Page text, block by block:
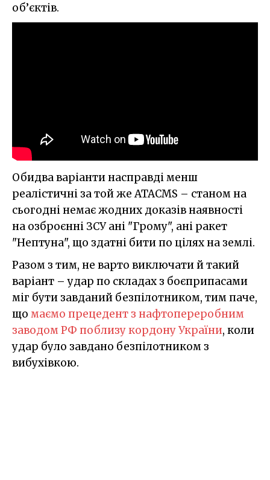
об’єктів.
Обидва варіанти насправді менш
реалістичні за той же ATACMS – станом на
сьогодні немає жодних доказів наявності
на озброєнні ЗСУ ані "Грому", ані ракет
"Нептуна", що здатні бити по цілях на землі.
Разом з тим, не варто виключати й такий
варіант – удар по складах з боєприпасами
міг бути завданий безпілотником, тим паче,
що маємо прецедент з нафтопереробним
заводом РФ поблизу кордону України, коли
удар було завдано безпілотником з
вибухівкою.